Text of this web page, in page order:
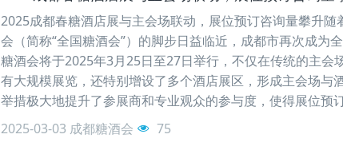
2025成都春糖酒店展与主会场联动，展位预订咨询量攀升随
会（简称“全国糖酒会”）的脚步日益临近，成都市再次成为
糖酒会将于2025年3月25日至27日举行，不仅在传统的主
有大规模展览，还特别增设了多个酒店展区，形成主会场与
举措极大地提升了参展商和专业观众的参与度，使得展位预
2025-03-03 成都糖酒会 75